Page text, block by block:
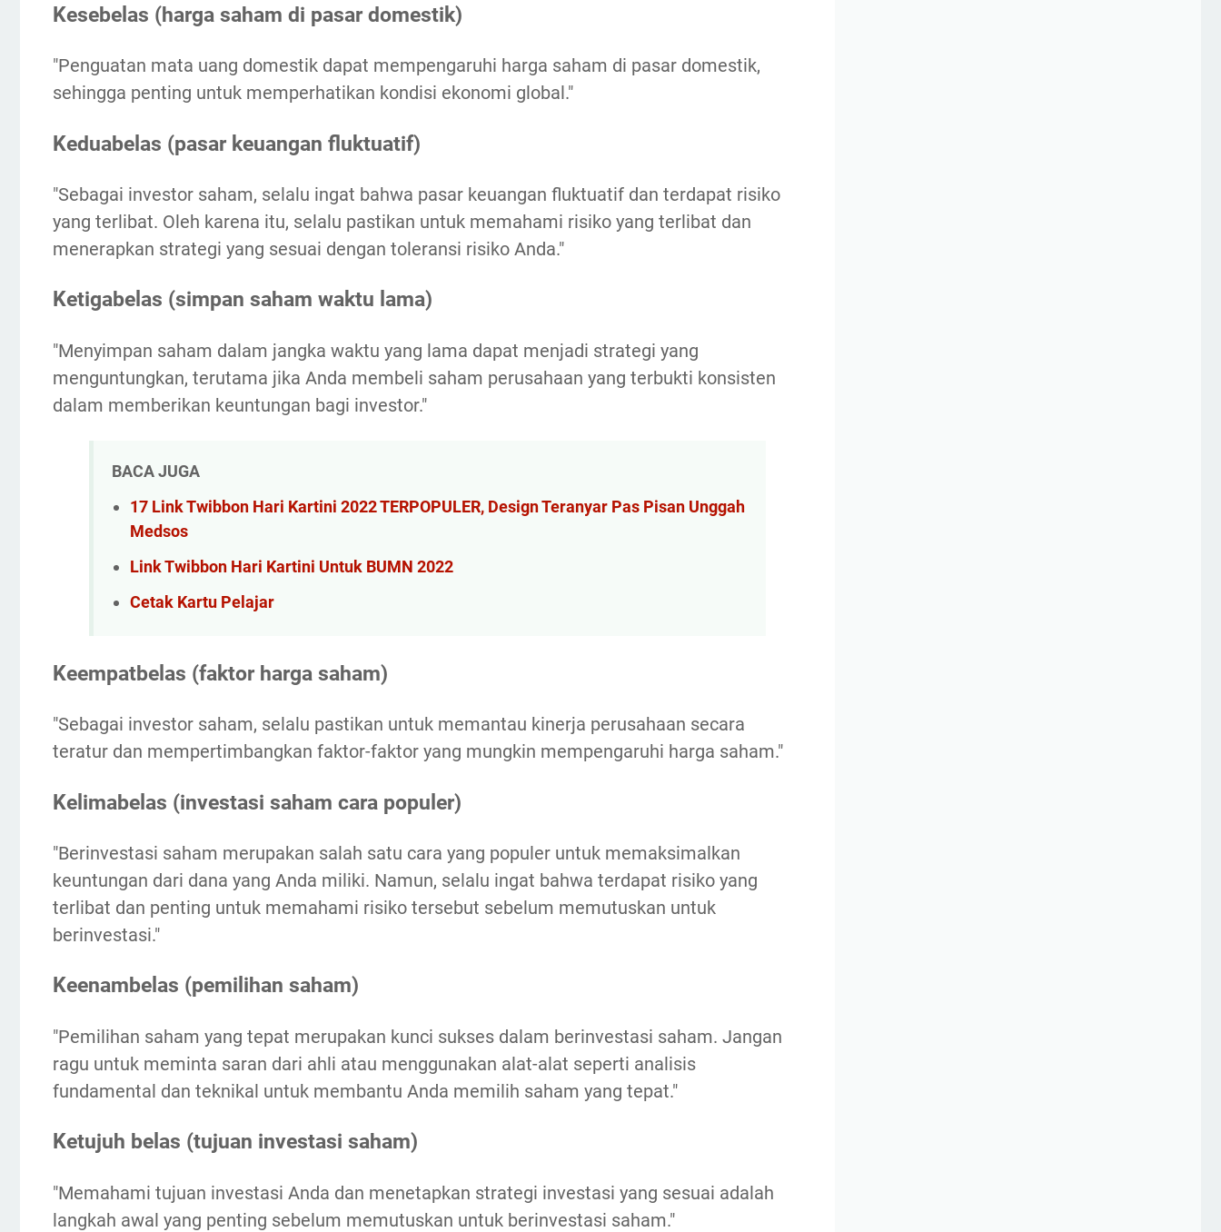
Kesebelas (harga saham di pasar domestik)
"Penguatan mata uang domestik dapat mempengaruhi harga saham di pasar domestik,
sehingga penting untuk memperhatikan kondisi ekonomi global."
Keduabelas (pasar keuangan fluktuatif)
"Sebagai investor saham, selalu ingat bahwa pasar keuangan fluktuatif dan terdapat risiko
yang terlibat. Oleh karena itu, selalu pastikan untuk memahami risiko yang terlibat dan
menerapkan strategi yang sesuai dengan toleransi risiko Anda."
Ketigabelas (simpan saham waktu lama)
"Menyimpan saham dalam jangka waktu yang lama dapat menjadi strategi yang
menguntungkan, terutama jika Anda membeli saham perusahaan yang terbukti konsisten
dalam memberikan keuntungan bagi investor."
BACA JUGA
17 Link Twibbon Hari Kartini 2022 TERPOPULER, Design Teranyar Pas Pisan Unggah
Medsos
Link Twibbon Hari Kartini Untuk BUMN 2022
Cetak Kartu Pelajar
Keempatbelas (faktor harga saham)
"Sebagai investor saham, selalu pastikan untuk memantau kinerja perusahaan secara
teratur dan mempertimbangkan faktor-faktor yang mungkin mempengaruhi harga saham."
Kelimabelas (investasi saham cara populer)
"Berinvestasi saham merupakan salah satu cara yang populer untuk memaksimalkan
keuntungan dari dana yang Anda miliki. Namun, selalu ingat bahwa terdapat risiko yang
terlibat dan penting untuk memahami risiko tersebut sebelum memutuskan untuk
berinvestasi."
Keenambelas (pemilihan saham)
"Pemilihan saham yang tepat merupakan kunci sukses dalam berinvestasi saham. Jangan
ragu untuk meminta saran dari ahli atau menggunakan alat-alat seperti analisis
fundamental dan teknikal untuk membantu Anda memilih saham yang tepat."
Ketujuh belas (tujuan investasi saham)
"Memahami tujuan investasi Anda dan menetapkan strategi investasi yang sesuai adalah
langkah awal yang penting sebelum memutuskan untuk berinvestasi saham."